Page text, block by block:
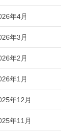
年4月
年3月
年2月
年1月
年12月
年11月